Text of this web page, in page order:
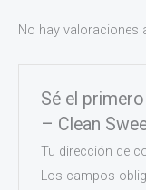
No hay valoraciones
Sé el
– Clean
Tu dirección de
Los campos